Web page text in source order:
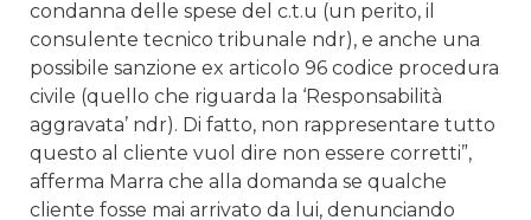
condanna delle spese del c.t.u (un perito, il
consulente tecnico tribunale ndr), e anche una
possibile sanzione ex articolo 96 codice procedura
civile (quello che riguarda la ‘Responsabilità
aggravata’ ndr). Di fatto, non rappresentare tutto
questo al cliente vuol dire non essere corretti”,
afferma Marra che alla domanda se qualche
cliente fosse mai arrivato da lui, denunciando